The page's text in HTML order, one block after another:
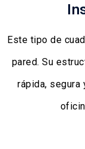
Este tipo de
pared. Su
rápida, segura